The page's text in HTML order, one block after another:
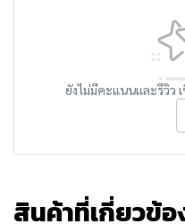
ยังไม่มีคะแนนและรีวิว
สินค้าที่เกี่ยวข้อ